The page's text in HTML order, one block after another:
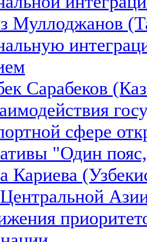
Муллоджанов
Сарабеков
сфере
"Один
Кариева